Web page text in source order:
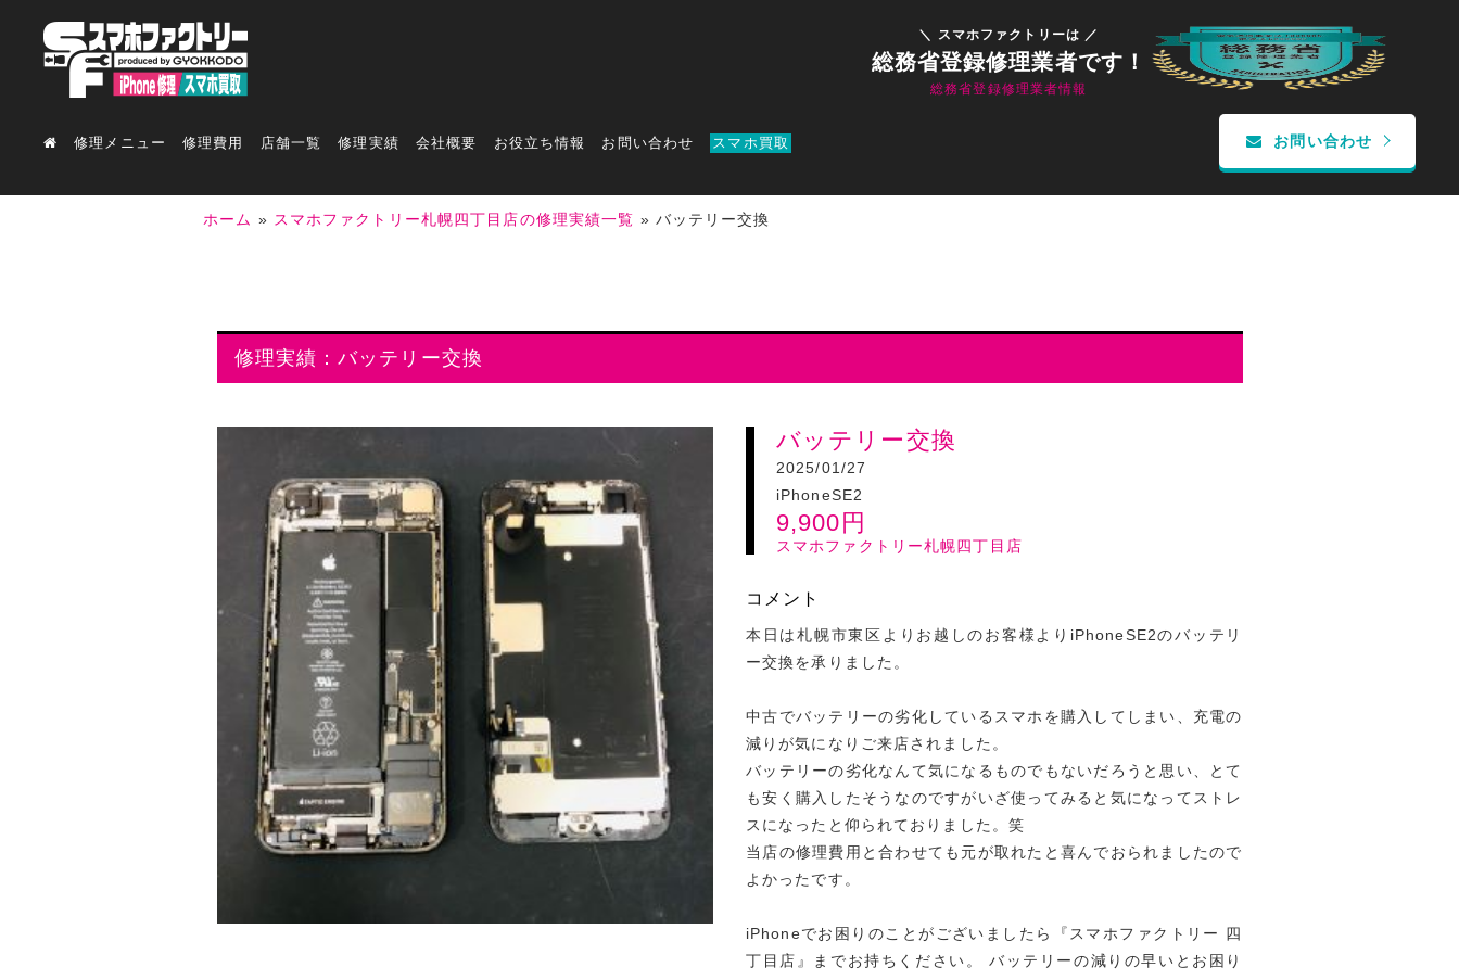
＼ スマホファクトリーは ／
総務省登録修理業者です！
総務省登録修理業者情報
修理メニュー 修理費用 店舗一覧 修理実績 会社概要 お役立ち情報 お問い合わせ スマホ買取 お問い合わせ
ホーム » スマホファクトリー札幌四丁目店の修理実績一覧 » バッテリー交換
修理実績：バッテリー交換
バッテリー交換
2025/01/27
iPhoneSE2
9,900 円
スマホファクトリー札幌四丁目店
コメント
本日は札幌市東区よりお越しのお客様よりiPhoneSE2のバッテリ
ー交換を承りました。
中古でバッテリーの劣化しているスマホを購入してしまい、充電の
減りが気になりご来店されました。
バッテリーの劣化なんて気になるものでもないだろうと思い、とて
も安く購入したそうなのですがいざ使ってみると気になってストレ
スになったと仰られておりました。笑
当店の修理費用と合わせても元が取れたと喜んでおられましたので
よかったです。
iPhoneでお困りのことがございましたら『スマホファクトリー 四
丁目店』までお持ちください。 バッテリーの減りの早いとお困り